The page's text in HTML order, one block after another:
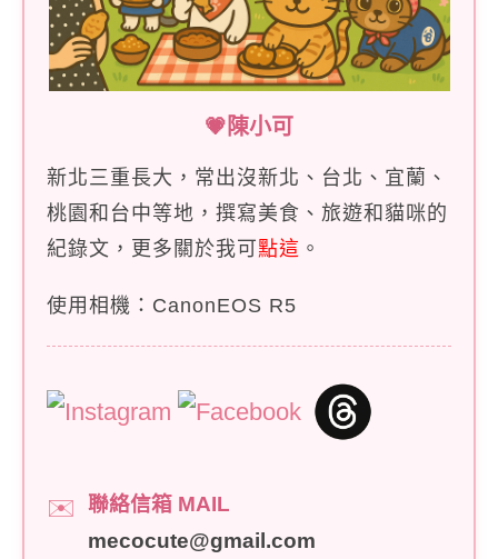
💗陳小可
新北三重長大，常出沒新北、台北、宜蘭、
桃園和台中等地，撰寫美食、旅遊和貓咪的
紀錄文，更多關於我可點這 。
使用相機：CanonEOS R5
✉️
聯絡信箱 MAIL
mecocute@gmail.com